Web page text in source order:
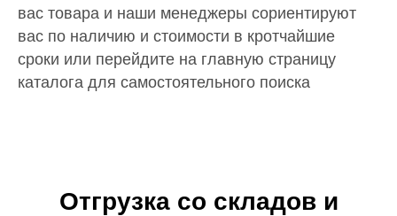
вас товара и наши менеджеры сориентируют
вас по наличию и стоимости в кротчайшие
сроки или перейдите на главную страницу
каталога для самостоятельного поиска
Отгрузка со складов и